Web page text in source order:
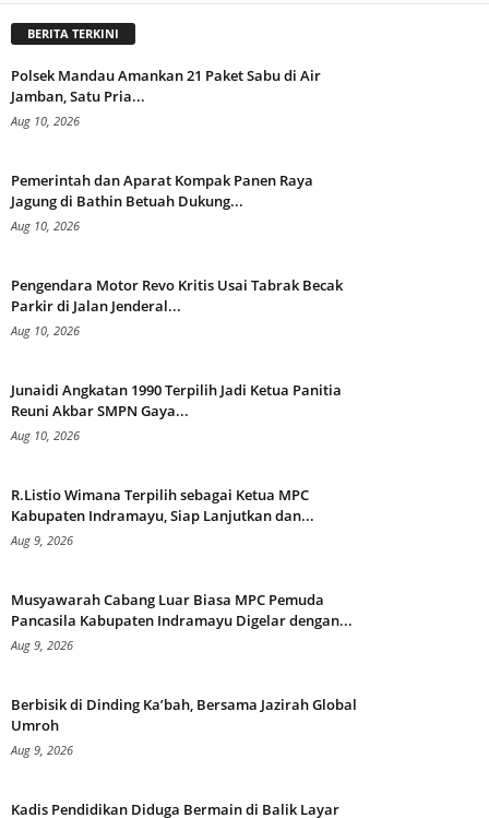
BERITA TERKINI
Polsek Mandau Amankan 21 Paket Sabu di Air
Jamban, Satu Pria...
Aug 10, 2026
Pemerintah dan Aparat Kompak Panen Raya
Jagung di Bathin Betuah Dukung...
Aug 10, 2026
Pengendara Motor Revo Kritis Usai Tabrak Becak
Parkir di Jalan Jenderal...
Aug 10, 2026
Junaidi Angkatan 1990 Terpilih Jadi Ketua Panitia
Reuni Akbar SMPN Gaya...
Aug 10, 2026
R.Listio Wimana Terpilih sebagai Ketua MPC
Kabupaten Indramayu, Siap Lanjutkan dan...
Aug 9, 2026
Musyawarah Cabang Luar Biasa MPC Pemuda
Pancasila Kabupaten Indramayu Digelar dengan...
Aug 9, 2026
Berbisik di Dinding Ka’bah, Bersama Jazirah Global
Umroh
Aug 9, 2026
Kadis Pendidikan Diduga Bermain di Balik Layar